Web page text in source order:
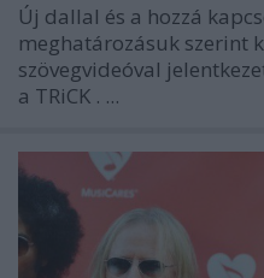
Új dallal és a hozzá
meghatározásuk szerint
szövegvideóval
a TRiCK . ...